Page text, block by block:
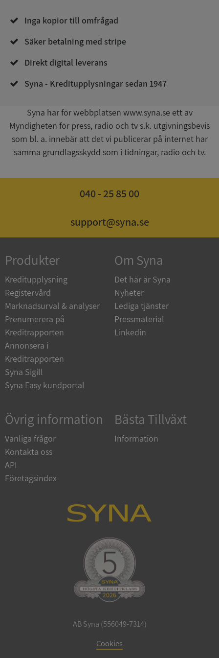
Inga kopior till omfrågad
Säker betalning med stripe
Direkt digital leverans
Syna - Kreditupplysningar sedan 1947
Syna har för webbplatsen www.syna.se ett av
Myndigheten för press, radio och tv s.k. utgivningsbevis
som bl. a. innebär att det vi publicerar på internet har
samma grundlagsskydd som i tidningar, radio och tv.
040 - 25 85 00
support@syna.se
Produkter
Kreditupplysning
Registervård
Marknadsurval & analyser
Prenumerera på
Kreditrapporten
Annonsera i
Kreditrapporten
Syna Sigill
Syna Easy kundportal
Om Syna
Det här är Syna
Nyheter
Lediga tjänster
Pressmaterial
Linkedin
Övrig information
Vanliga frågor
Kontakta oss
API
Företagsindex
Bästa Tillväxt
Information
AB Syna (556049-7314)
Cookies
__RequestVerificationToken
upplysningar.syna.se
CookieScriptConsent
CookieScript
.syna.se
_GRECAPTCHA
Google LLC
www.google.com
ASP.NET_SessionId
Microsoft
Corporation
en.syna.se
__RequestVerificationToken
ARRAffinitySameSite
Microsoft
Corporation
.syna.se
ASP.NET_SessionId
Microsoft
Corporation